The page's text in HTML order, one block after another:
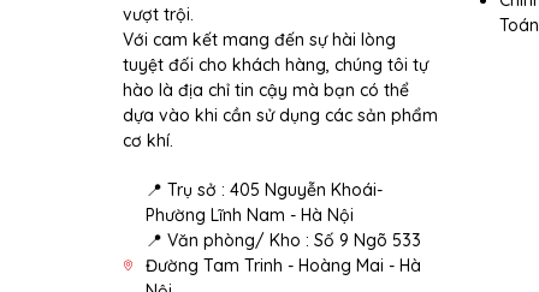
vượt trội.
Với cam kết mang đến sự hài lòng
tuyệt đối cho khách hàng, chúng tôi tự
hào là địa chỉ tin cậy mà bạn có thể
dựa vào khi cần sử dụng các sản phẩm
cơ khí.
📍 Trụ sở : 405 Nguyễn Khoái-
Phường Lĩnh Nam - Hà Nội
📍 Văn phòng/ Kho : Số 9 Ngõ 533
Đường Tam Trinh - Hoàng Mai - Hà
Toán